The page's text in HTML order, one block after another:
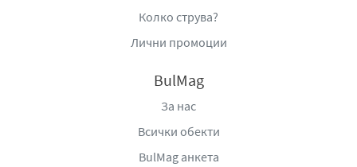
Колко струва?
Лични промоции
BulMag
За нас
Всички обекти
BulMag анкета